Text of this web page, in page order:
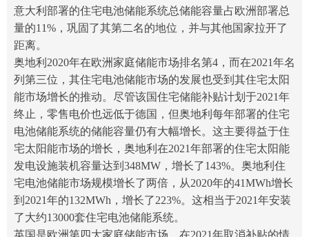
意大利部署的住宅电池储能系统总储能容量占欧洲部署总
量的11%，巩固了其第二名的地位，并与其他国家拉开了
距离。
奥地利2020年在欧洲 家庭储能市场排名第4，而在2021年名
列第三位，其住宅电池储能市场的发展也受到其住宅太阳
能市场增长的推动。尽管该国住宅储能补贴计划于2021年
终止，零售电价也远低于德国，但奥地利每年部署的住宅
电池储能系统的储能容量仍有大幅增长。这主要得益于住
宅太阳能市场的增长，奥地利在2021年部署的住宅太阳能
发电设施装机容量达到348MW，增长了143%。奥地利住
宅电池储能市场规模增长了两倍，从2020年的41MWh增长
到2021年的132MWh，增长了223%。这相当于2021年安装
了大约13000套住宅电池储能系统。
英国是欧洲第四大家庭储能市场，在2021年取消补贴的情